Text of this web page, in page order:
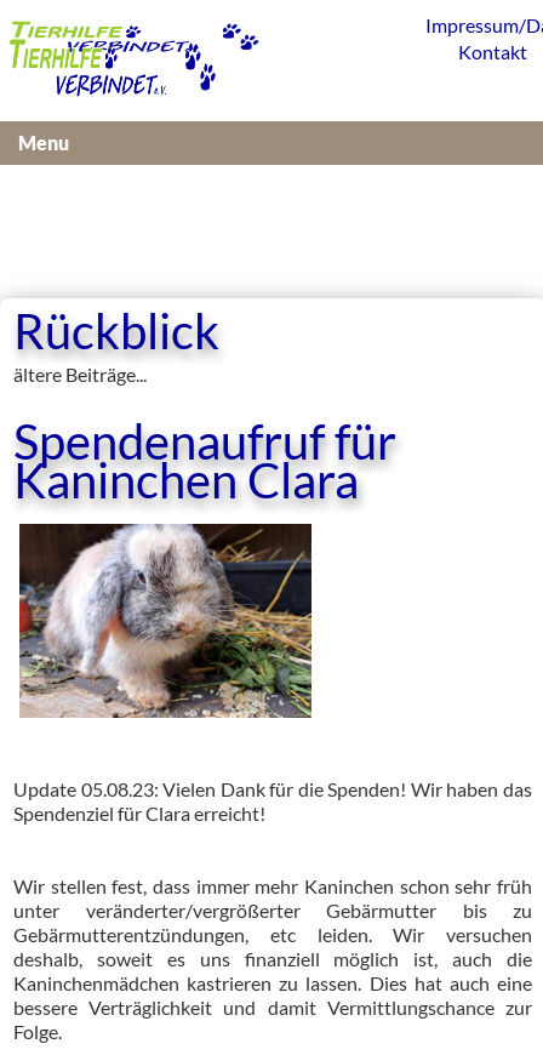
Rückblick
ältere Beiträge...
Spendenaufruf für
Kaninchen Clara
Update 05.08.23: Vielen Dank für die Spenden! Wir haben das
Spendenziel für Clara erreicht!
Wir stellen fest, dass immer mehr Kaninchen schon sehr früh
unter veränderter/vergrößerter Gebärmutter bis zu
Gebärmutterentzündungen, etc leiden. Wir versuchen
deshalb, soweit es uns finanziell möglich ist, auch die
Kaninchenmädchen kastrieren zu lassen. Dies hat auch eine
bessere Verträglichkeit und damit Vermittlungschance zur
Folge.
Impressum/
Kontakt
Menu